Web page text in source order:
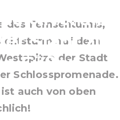
alle
Stadt zu
Füßen
des Fernsehturms,
auf dem
der Stadt
Schlosspromenade.
auch von oben